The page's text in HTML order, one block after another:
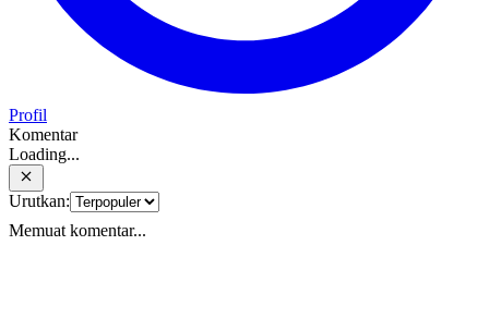
Profil
Komentar
Loading...
Urutkan:
Memuat komentar...